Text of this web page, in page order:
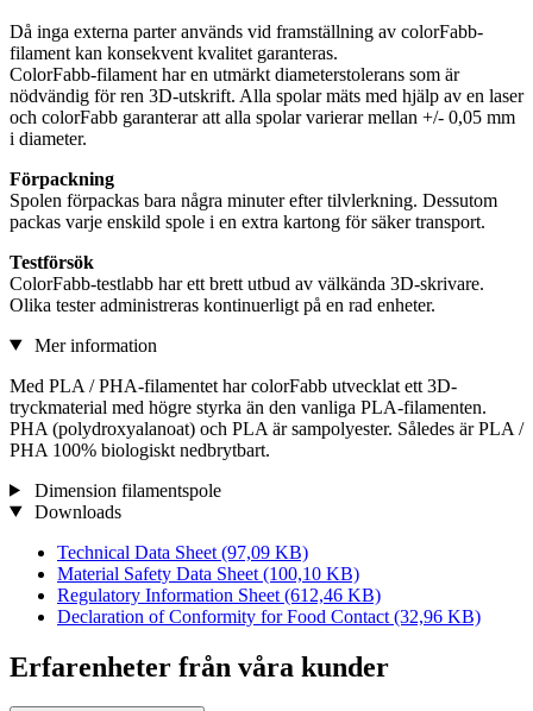
Då inga externa parter används vid framställning av colorFabb-
filament kan konsekvent kvalitet garanteras.
ColorFabb-filament har en utmärkt diameterstolerans som är
nödvändig för ren 3D-utskrift. Alla spolar mäts med hjälp av en laser
och colorFabb garanterar att alla spolar varierar mellan +/- 0,05 mm
i diameter.
Förpackning
Spolen förpackas bara några minuter efter tilvlerkning. Dessutom
packas varje enskild spole i en extra kartong för säker transport.
Testförsök
ColorFabb-testlabb har ett brett utbud av välkända 3D-skrivare.
Olika tester administreras kontinuerligt på en rad enheter.
Mer information
Med PLA / PHA-filamentet har colorFabb utvecklat ett 3D-
tryckmaterial med högre styrka än den vanliga PLA-filamenten.
PHA (polydroxyalanoat) och PLA är sampolyester. Således är PLA /
PHA 100% biologiskt nedbrytbart.
Dimension filamentspole
Downloads
Technical Data Sheet (97,09 KB)
Material Safety Data Sheet (100,10 KB)
Regulatory Information Sheet (612,46 KB)
Declaration of Conformity for Food Contact (32,96 KB)
Erfarenheter från våra kunder